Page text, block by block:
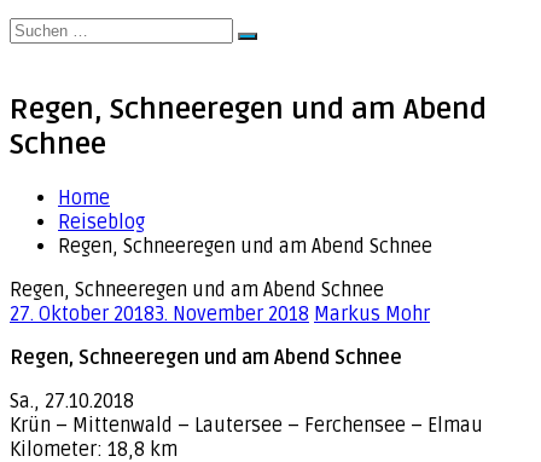
Suche
Suchen
Regen, Schneeregen und am Abend
Schnee
Home
Reiseblog
Regen, Schneeregen und am Abend Schnee
Regen, Schneeregen und am Abend Schnee
27. Oktober 20183. November 2018 Markus Mohr
Regen, Schneeregen und am Abend Schnee
Sa., 27.10.2018
Krün – Mittenwald – Lautersee – Ferchensee – Elmau
Kilometer: 18,8 km